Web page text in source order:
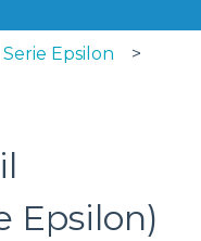
Serie Epsilon
Epsilon)